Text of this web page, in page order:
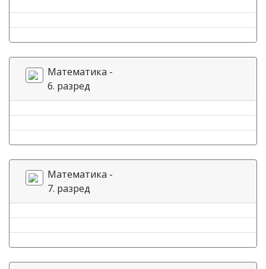
Математика -
6. разред
Математика -
7. разред